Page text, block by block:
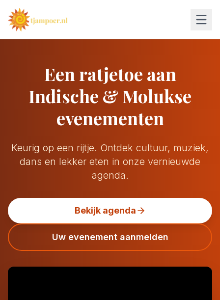
Een ratjetoe aan
Indische & Molukse
evenementen
Keurig op een rijtje. Ontdek cultuur, muziek,
dans en lekker eten in onze vernieuwde
agenda.
Bekijk agenda
Uw evenement aanmelden